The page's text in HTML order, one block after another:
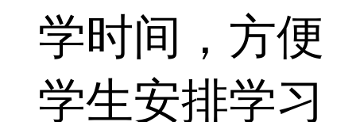
学时间，方便
学生安排学习